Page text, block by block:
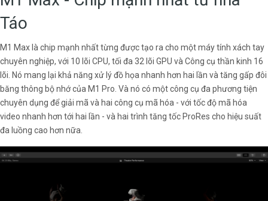
Táo
M1 Max là chip mạnh nhất từng được tạo ra cho một máy tính xách tay
chuyên nghiệp, với 10 lõi CPU, tối đa 32 lõi GPU và Công cụ thần kinh 16
lõi. Nó mang lại khả năng xử lý đồ họa nhanh hơn hai lần và tăng gấp đôi
băng thông bộ nhớ của M1 Pro. Và nó có một công cụ đa phương tiện
chuyên dụng để giải mã và hai công cụ mã hóa - với tốc độ mã hóa
video nhanh hơn tới hai lần - và hai trình tăng tốc ProRes cho hiệu suất
đa luồng cao hơn nữa.